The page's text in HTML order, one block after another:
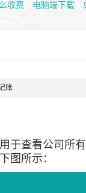
收费 电脑端下载
账
用于查看公司所
图所示：